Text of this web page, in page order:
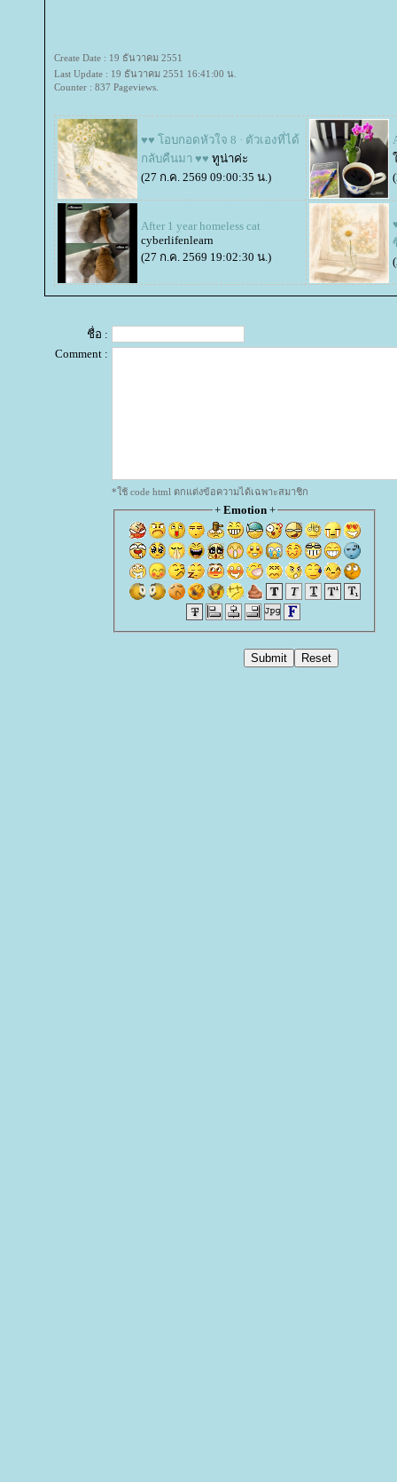
Create Date : 19 ธันวาคม 2551
Last Update : 19 ธันวาคม 2551 16:41:00 น.
Counter : 837 Pageviews.
♥♥ โอบกอดหัวใจ 8 · ตัวเองที่ได้
กลับคืนมา ♥♥ ทูน่าค่ะ
(27 ก.ค. 2569 09:00:35 น.)
After 1 year homeless cat
cyberlifenlearn
(27 ก.ค. 2569 19:02:30 น.)
ชื่อ :
Comment :
*ใช้ code html ตกแต่งข้อความได้เฉพาะสมาชิก
+ Emotion+